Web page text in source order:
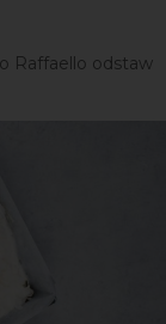
Raffaello odstaw